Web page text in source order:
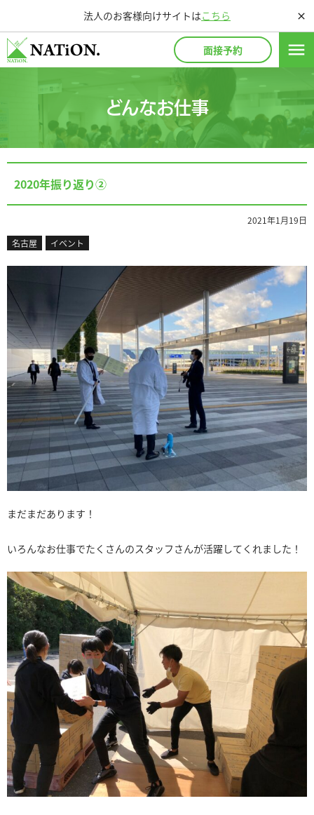
法人のお客様向けサイトはこちら close
面接予約 menu
どんなお仕事
2020年振り返り②
2021年1月19日
名古屋
イベント
まだまだあります！
いろんなお仕事でたくさんのスタッフさんが活躍してくれました！